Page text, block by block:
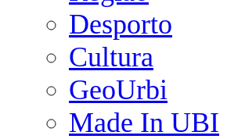
Desporto
Cultura
GeoUrbi
Made In UBI